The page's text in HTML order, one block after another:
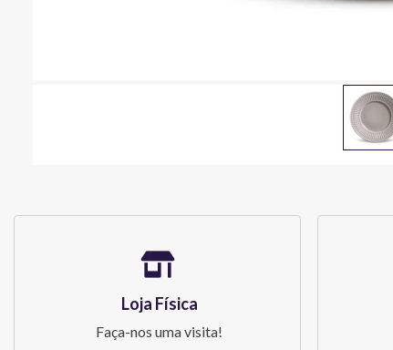
Loja Física
Faça-nos uma visita!